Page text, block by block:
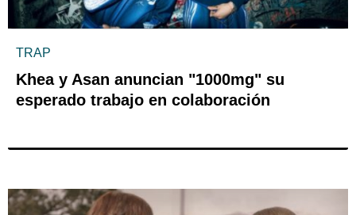
TRAP
Khea y Asan anuncian "1000mg" su
esperado trabajo en colaboración